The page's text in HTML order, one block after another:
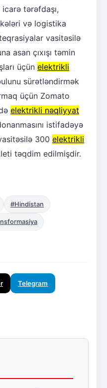
tərəfdaşı,
və logistika
vasitəsilə
asan çıxışı təmin
üçün elektrikli
sürətləndirmək
üçün Zomato
elektrikli nəqliyyat
istifadəyə
300 elektrikli
təqdim edilmişdir.
#Hindistan
Telegram